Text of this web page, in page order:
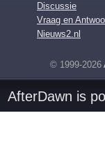
Discussie
Vraag en
Nieuws2.nl
© 1999-2026
AfterDawn is